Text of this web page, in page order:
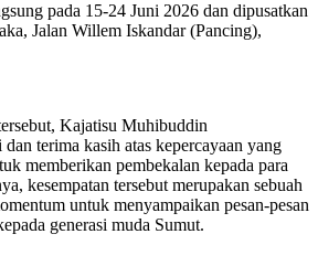
pada 15-24 Juni 2026 dan dipusatkan
Jalan Willem Iskandar (Pancing),
Kajatisu Muhibuddin
terima kasih atas kepercayaan yang
memberikan pembekalan kepada para
kesempatan tersebut merupakan sebuah
untuk menyampaikan pesan-pesan
generasi muda Sumut.